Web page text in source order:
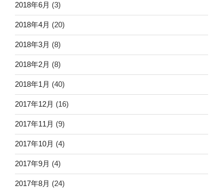
2018年6月 (3)
2018年4月 (20)
2018年3月 (8)
2018年2月 (8)
2018年1月 (40)
2017年12月 (16)
2017年11月 (9)
2017年10月 (4)
2017年9月 (4)
2017年8月 (24)